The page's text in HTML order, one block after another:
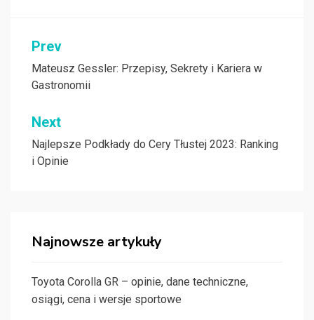
Nawigacja
wpisu
Prev
Mateusz Gessler: Przepisy, Sekrety i Kariera w
Gastronomii
Next
Najlepsze Podkłady do Cery Tłustej 2023: Ranking
i Opinie
Najnowsze artykuły
Toyota Corolla GR – opinie, dane techniczne,
osiągi, cena i wersje sportowe